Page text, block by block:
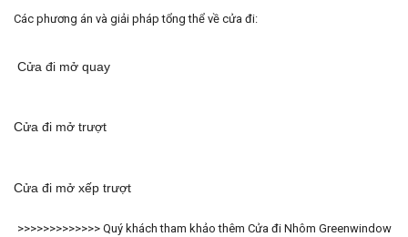
Các phương án và giải pháp tổng thể về cửa đi:
Cửa đi mở quay
Cửa đi mở trượt
Cửa đi mở xếp trượt
>>>>>>>>>>>>> Quý khách tham khảo thêm Cửa đi Nhôm Greenwindow